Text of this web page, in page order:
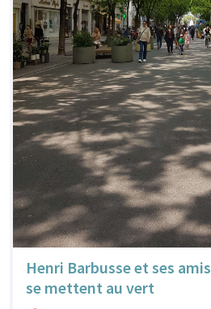
Henri Barbusse et ses amis
se mettent au vert